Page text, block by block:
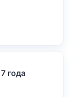
года